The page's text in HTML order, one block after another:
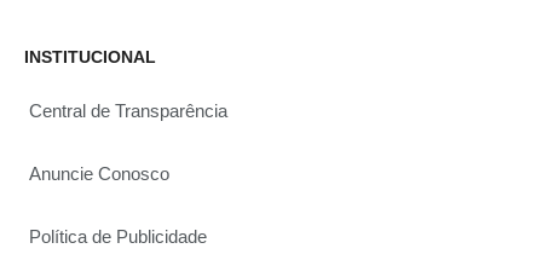
INSTITUCIONAL
Central de Transparência
Anuncie Conosco
Política de Publicidade